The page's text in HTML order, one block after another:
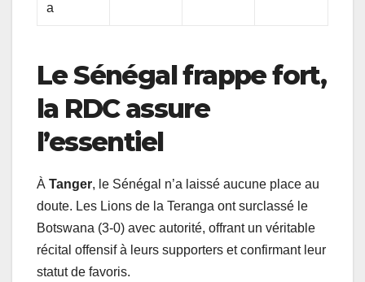
a
Le Sénégal frappe fort,
la RDC assure
l’essentiel
À Tanger, le Sénégal n’a laissé aucune place au
doute. Les Lions de la Teranga ont surclassé le
Botswana (3-0) avec autorité, offrant un véritable
récital offensif à leurs supporters et confirmant leur
statut de favoris.